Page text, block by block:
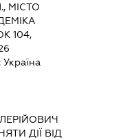
МІСТО
104,
Україна
ДІЇ ВІД